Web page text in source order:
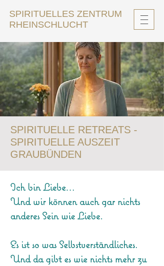
SPIRITUELLES ZENTRUM
RHEINSCHLUCHT
SPIRITUELLE RETREATS -
SPIRITUELLE AUSZEIT
GRAUBÜNDEN
Ich bin Liebe...
Und wir können auch gar nichts
anderes Sein wie Liebe.
Es ist so was Selbstverständliches.
Und da gibt es wie nichts mehr zu